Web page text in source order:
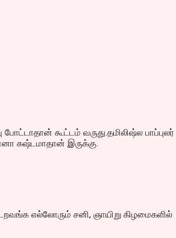
கூட்டம் வருது.தமிலிஷ்ல பாப்புலர்
கஷ்டமாதான் இருக்கு.
எல்லோரும் சனி, ஞாயிறு கிழமைகளில்